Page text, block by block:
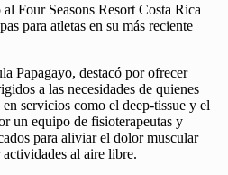
Four Seasons Resort Costa Rica
para atletas en su más reciente
Papagayo, destacó por ofrecer
a las necesidades de quienes
servicios como el deep-tissue y el
un equipo de fisioterapeutas y
para aliviar el dolor muscular
al aire libre.